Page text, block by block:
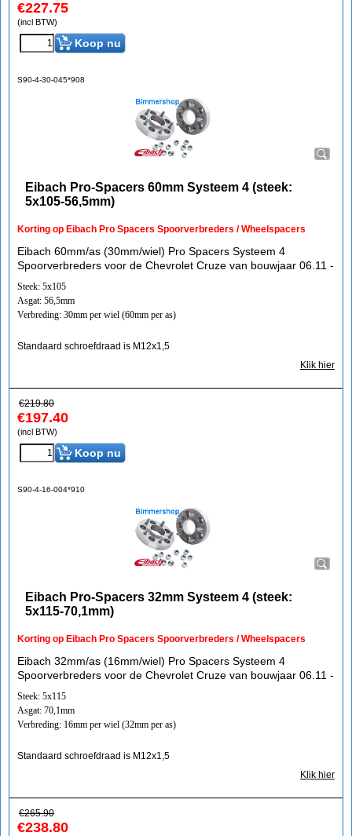
€227.75
(incl BTW)
Koop nu
S90-4-30-045*908
Eibach Pro-Spacers 60mm Systeem 4 (steek:
5x105-56,5mm)
Korting op Eibach Pro Spacers Spoorverbreders / Wheelspacers
Eibach 60mm/as (30mm/wiel) Pro Spacers Systeem 4
Spoorverbreders voor de Chevrolet Cruze van bouwjaar 06.11 -
Steek: 5x105
Asgat: 56,5mm
Verbreding: 30mm per wiel (60mm per as)
Standaard schroefdraad is M12x1,5
Klik hier
€219.80
€197.40
(incl BTW)
Koop nu
S90-4-16-004*910
Eibach Pro-Spacers 32mm Systeem 4 (steek:
5x115-70,1mm)
Korting op Eibach Pro Spacers Spoorverbreders / Wheelspacers
Eibach 32mm/as (16mm/wiel) Pro Spacers Systeem 4
Spoorverbreders voor de Chevrolet Cruze van bouwjaar 06.11 -
Steek: 5x115
Asgat: 70,1mm
Verbreding: 16mm per wiel (32mm per as)
Standaard schroefdraad is M12x1,5
Klik hier
€265.90
€238.80